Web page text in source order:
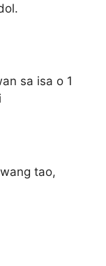
sa isa o 1
tao,